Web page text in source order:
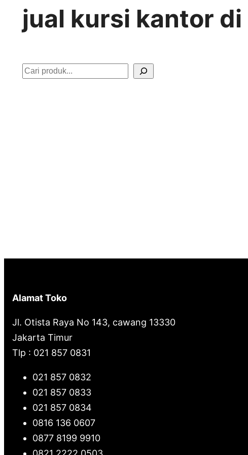
jual kursi kantor di
S
Alamat Toko
Jl. Otista Raya No 143, cawang 13330
Jakarta Timur
Tlp : 021 857 0831
021 857 0832
021 857 0833
021 857 0834
0816 136 0607
0877 8199 9910